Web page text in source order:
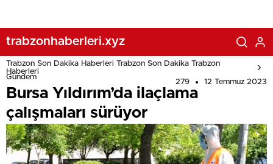
trabzonhaberleri.xyz
Trabzon Son Dakika Haberleri Trabzon Son Dakika Trabzon
Haberleri
Gündem
279 12 Temmuz 2023
Bursa Yıldırım’da ilaçlama
çalışmaları sürüyor